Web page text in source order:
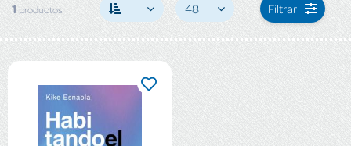
1 productos 48 Filtrar